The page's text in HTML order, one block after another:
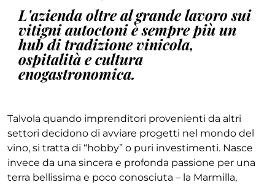
L'azienda oltre al grande lavoro sui
vitigni autoctoni è sempre più un
hub di tradizione vinicola,
ospitalità e cultura
enogastronomica.
Talvola quando imprenditori provenienti da altri
settori decidono di avviare progetti nel mondo del
vino, si tratta di “hobby” o puri investimenti. Nasce
invece da una sincera e profonda passione per una
terra bellissima e poco conosciuta – la Marmilla,